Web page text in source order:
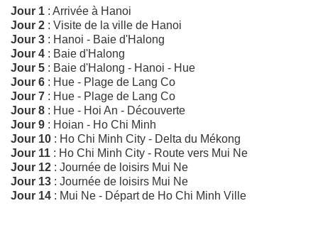
Jour 1 : Arrivée à Hanoi
Jour 2 : Visite de la ville de Hanoi
Jour 3 : Hanoi - Baie d'Halong
Jour 4 : Baie d'Halong
Jour 5 : Baie d'Halong - Hanoi - Hue
Jour 6 : Hue - Plage de Lang Co
Jour 7 : Hue - Plage de Lang Co
Jour 8 : Hue - Hoi An - Découverte
Jour 9 : Hoian - Ho Chi Minh
Jour 10 : Ho Chi Minh City - Delta du Mékong
Jour 11 : Ho Chi Minh City - Route vers Mui Ne
Jour 12 : Journée de loisirs Mui Ne
Jour 13 : Journée de loisirs Mui Ne
Jour 14 : Mui Ne - Départ de Ho Chi Minh Ville